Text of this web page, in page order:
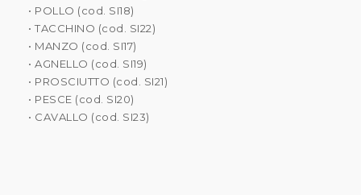
• POLLO (cod. SI18)
• TACCHINO (cod. SI22)
• MANZO (cod. SI17)
• AGNELLO (cod. SI19)
• PROSCIUTTO (cod. SI21)
• PESCE (cod. SI20)
• CAVALLO (cod. SI23)